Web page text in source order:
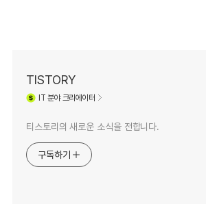
TISTORY
IT 분야 크리에이터
티스토리의 새로운 소식을 전합니다.
구독하기